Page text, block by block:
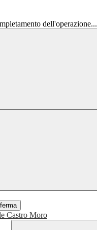
dell'operazione...